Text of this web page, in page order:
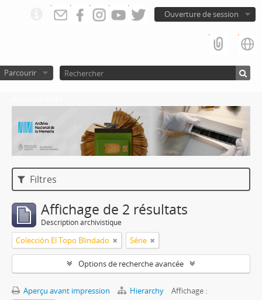
Ouverture de session
Parcourir
Filtres
Affichage de 2 résultats
Description archivistique
Colección El Topo Blindado Série
Options de recherche avancée
Aperçu avant impression Hierarchy
Affichage :